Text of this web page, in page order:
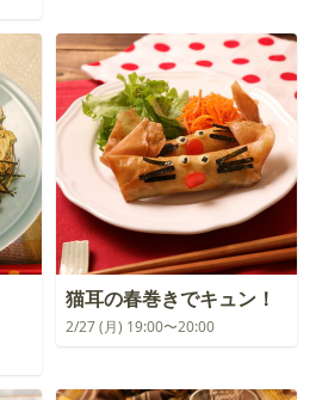
猫耳の春巻きでキュン！
2/27 (月) 19:00〜20:00